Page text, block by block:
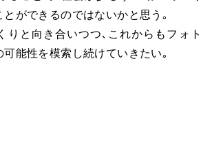
とができるのではないかと思う｡
りと向き合いつつ､これからもフォト
可能性を模索し続けていきたい｡